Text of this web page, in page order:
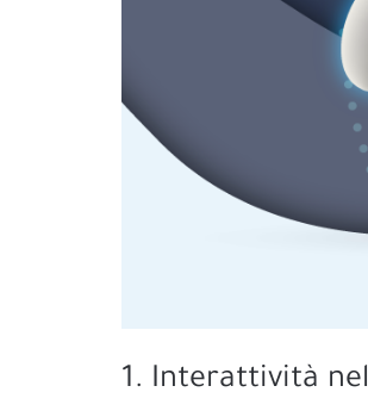
1. Interattività